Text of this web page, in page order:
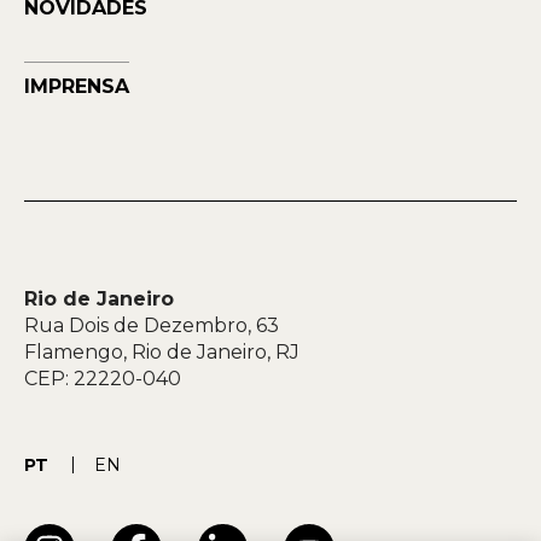
NOVIDADES
IMPRENSA
Rio de Janeiro
Rua Dois de Dezembro, 63
Flamengo, Rio de Janeiro, RJ
CEP: 22220-040
PT EN